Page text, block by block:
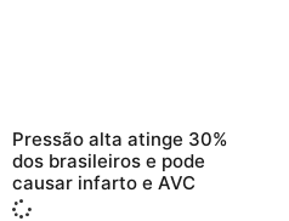
Pressão alta atinge 30%
dos brasileiros e pode
causar infarto e AVC